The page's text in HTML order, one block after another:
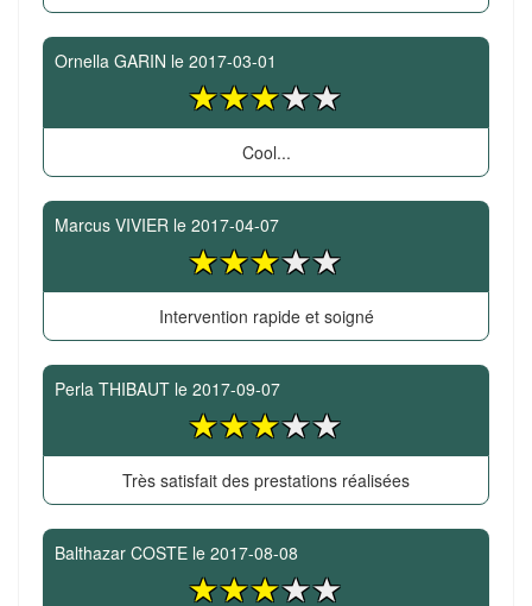
Ornella GARIN le 2017-03-01
Cool...
Marcus VIVIER le 2017-04-07
Intervention rapide et soigné
Perla THIBAUT le 2017-09-07
Très satisfait des prestations réalisées
Balthazar COSTE le 2017-08-08